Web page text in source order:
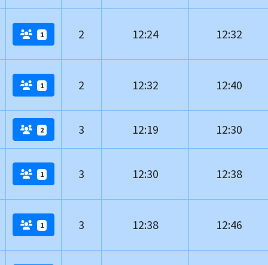
1 2 12:24 12:32
1 2 12:32 12:40
2 3 12:19 12:30
1 3 12:30 12:38
1 3 12:38 12:46